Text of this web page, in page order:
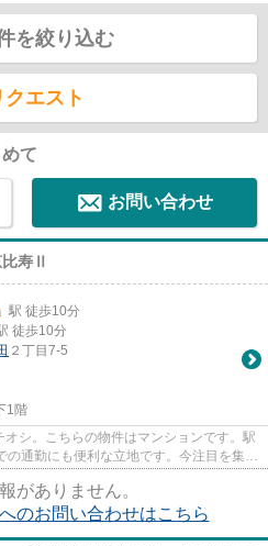
を絞り込む
エスト
て
お問い合わせ
比寿Ⅱ
」駅 徒歩10分
徒歩10分
２丁目7-5
1階
シ。こちらの物件はマンションです。駅
通勤にも便利な立地です。今注目を集め
がありません。
のお問い合わせはこちら